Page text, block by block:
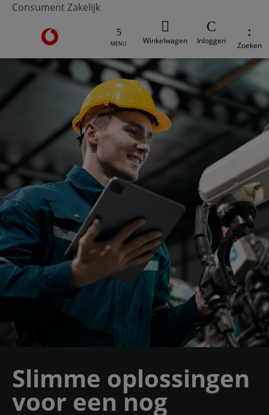
Consument Zakelijk
Ga naar de Vodafone homepage
MENU Winkelwagen Inloggen Zoeken
Slimme oplossingen
voor een nog